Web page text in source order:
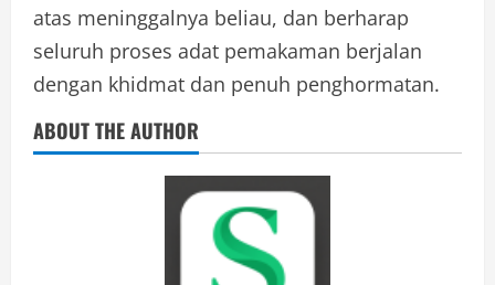
atas meninggalnya beliau, dan berharap
seluruh proses adat pemakaman berjalan
dengan khidmat dan penuh penghormatan.
ABOUT THE AUTHOR